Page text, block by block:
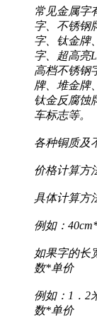
常见金属字
字、不锈钢
字、钛金牌
字、超高亮
高档不锈钢
牌、堆金牌
钛金反腐蚀
车标志等。
各种铜质及
价格计算方
具体计算方
例如：
如果字的长
数*单价
例如：1．2
数*单价